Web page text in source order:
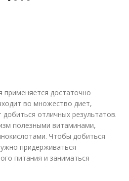
применяется достаточно
во множество диет,
добиться отличных результатов.
полезными витаминами,
Чтобы добиться
придерживаться
питания и заниматься